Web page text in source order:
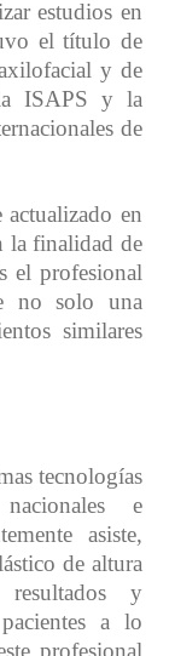
estudios en
el título de
y de
ISAPS y la
de
en
la finalidad de
el profesional
no solo una
similares
tecnologías
e
asiste,
de altura
y
a lo